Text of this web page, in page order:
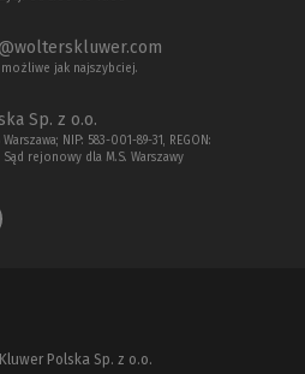
jak najszybciej.
Sp. z o.o.
NIP: 583-001-89-31, REGON:
Sąd rejonowy dla M.S. Warszawy
Polska Sp. z o.o.